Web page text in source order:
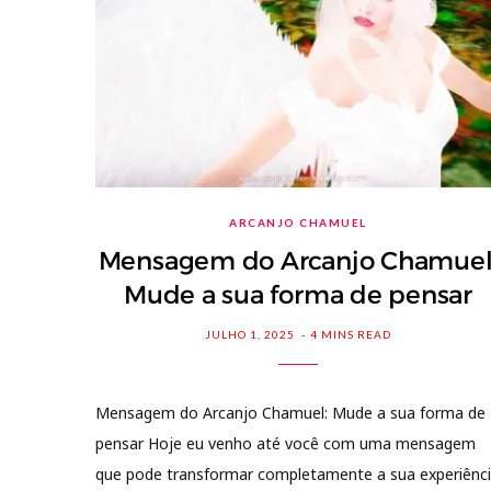
ARCANJO CHAMUEL
Mensagem do Arcanjo
Mude a sua forma de pensar
JULHO 1, 2025 4 MINS READ
Mensagem do Arcanjo Chamuel: Mude a sua forma de
pensar Hoje eu venho até você com uma mensagem
que pode transformar completamente a sua